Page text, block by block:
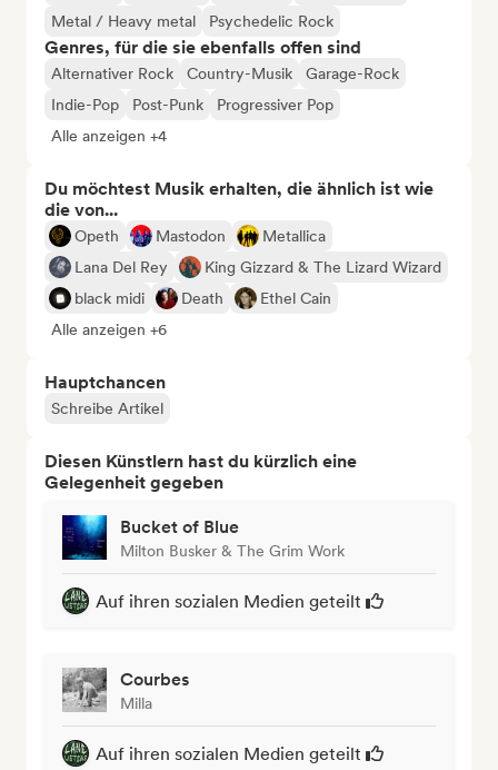
Metal / Heavy metal
Psychedelic Rock
Genres, für die sie ebenfalls offen sind
Alternativer Rock Country-Musik
Garage-Rock
Indie-Pop
Post-Punk
Progressiver Pop
Alle anzeigen +4
Du möchtest Musik erhalten, die ähnlich ist wie
die von...
Opeth Mastodon
Metallica
Lana Del Rey
King Gizzard & The Lizard Wizard
black midi
Death
Ethel Cain
Alle anzeigen +6
Hauptchancen
Schreibe Artikel
Diesen Künstlern hast du kürzlich eine
Gelegenheit gegeben
Bucket of Blue
Milton Busker & The Grim Work
Auf ihren sozialen Medien geteilt
Courbes
Milla
Auf ihren sozialen Medien geteilt